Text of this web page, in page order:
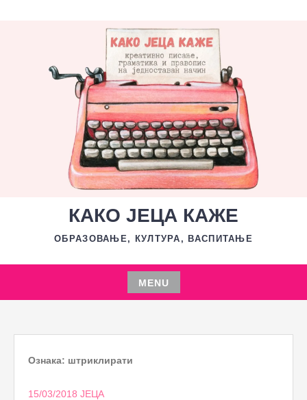
КАКО ЈЕЦА КАЖЕ
ОБРАЗОВАЊЕ, КУЛТУРА, ВАСПИТАЊЕ
MENU
Skip
content
Ознака: штриклирати
15/03/2018 ЈЕЦА